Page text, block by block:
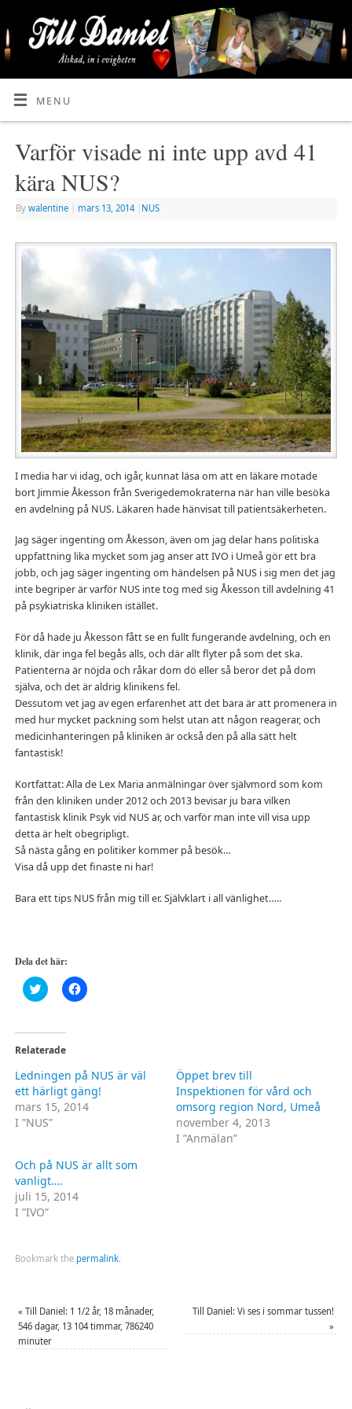
MENU
Varför visade ni inte upp avd 41
kära NUS?
By walentine mars 13, 2014 NUS
I media har vi idag, och igår, kunnat läsa om att en läkare motade
bort Jimmie Åkesson från Sverigedemokraterna när han ville besöka
en avdelning på NUS. Läkaren hade hänvisat till patientsäkerheten.
Jag säger ingenting om Åkesson, även om jag delar hans politiska
uppfattning lika mycket som jag anser att IVO i Umeå gör ett bra
jobb, och jag säger ingenting om händelsen på NUS i sig men det jag
inte begriper är varför NUS inte tog med sig Åkesson till avdelning 41
på psykiatriska kliniken istället.
För då hade ju Åkesson fått se en fullt fungerande avdelning, och en
klinik, där inga fel begås alls, och där allt flyter på som det ska.
Patienterna är nöjda och råkar dom dö eller så beror det på dom
själva, och det är aldrig klinikens fel.
Dessutom vet jag av egen erfarenhet att det bara är att promenera in
med hur mycket packning som helst utan att någon reagerar, och
medicinhanteringen på kliniken är också den på alla sätt helt
fantastisk!
Kortfattat: Alla de Lex Maria anmälningar över självmord som kom
från den kliniken under 2012 och 2013 bevisar ju bara vilken
fantastisk klinik Psyk vid NUS är, och varför man inte vill visa upp
detta är helt obegripligt.
Så nästa gång en politiker kommer på besök…
Visa då upp det finaste ni har!
Bara ett tips NUS från mig till er. Självklart i all vänlighet…..
Dela det här:
Klicka
för
Twitter
(Öppnas
i
ett
nytt
fönster)
Klicka
för
ett
nytt
fönster)
Relaterade
Ledningen på NUS är väl
ett härligt gäng!
mars 15, 2014
I ”NUS”
Öppet brev till
Inspektionen för vård och
omsorg region Nord, Umeå
november 4, 2013
I ”Anmälan”
Och på NUS är allt som
vanligt….
juli 15, 2014
I ”IVO”
Bookmark the permalink.
« Till Daniel: 1 1/2 år, 18 månader,
546 dagar, 13 104 timmar, 786240
minuter
Till Daniel: Vi ses i sommar tussen!
»